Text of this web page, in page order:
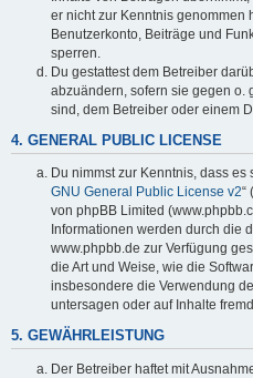
er nicht zur Kenntnis genommen
Benutzerkonto, Beiträge und
sperren.
Du gestattest dem Betreiber
abzuändern, sofern sie gegen o.
sind, dem Betreiber oder einem
4. GENERAL PUBLIC LICENSE
Du nimmst zur Kenntnis, dass
GNU General Public License v2“
von phpBB Limited
Informationen werden durch die
www.phpbb.de zur Verfügung
die Art und Weise, wie die
insbesondere die Verwendung
untersagen oder auf Inhalte
5. GEWÄHRLEISTUNG
Der Betreiber haftet mit